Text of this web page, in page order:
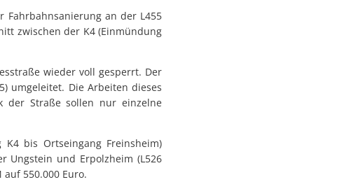
Fahrbahnsanierung an der L455
zwischen der K4 (Einmündung
wieder voll gesperrt. Der
umgeleitet. Die Arbeiten dieses
der Straße sollen nur einzelne
bis Ortseingang Freinsheim)
Ungstein und Erpolzheim (L526
550.000 Euro.